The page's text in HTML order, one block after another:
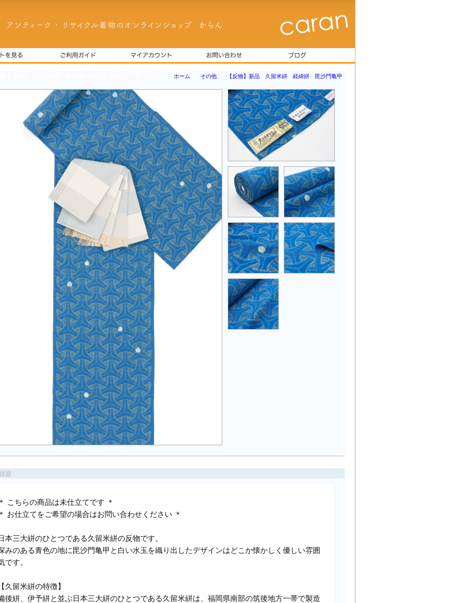
ホーム その他 【反物】新品 久留米絣 経緯絣 毘沙門亀甲
＊ こちらの商品は未仕立てです ＊
＊ お仕立てをご希望の場合はお問い合わせください ＊
本三大絣のひとつである久留米絣の反物です。
みのある青色の地に毘沙門亀甲と白い水玉を織り出したデザインはどこか懐かしく優しい雰囲
です。
【久留米絣の特徴】
後絣、伊予絣と並ぶ日本三大絣のひとつである久留米絣は、福岡県南部の筑後地方一帯で製造